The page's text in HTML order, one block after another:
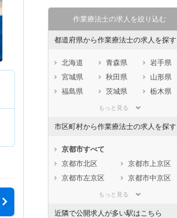
作業療法士の求人を絞り込む
都道府県から作業療法士の求人を探す
北海道 青森県
岩手県
宮城県
秋田県
山形県
福島県
茨城県
栃木県
埼玉県
石川県
静岡県
愛知県
三重県
滋賀県
京都府
大阪府
奈良県
もっと見る
市区町村から作業療法士の求人を探す
京都市すべて
京都市北区
京都市上京区
京都市左京区
京都市中京区
京都市東山区
京都市下京区
もっと見る
近隣で公開求人が多い駅はこちら